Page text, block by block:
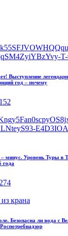
Выступление
год – почему
152
минус. Уровень Туры в
года
274
Безопасна ли вода с